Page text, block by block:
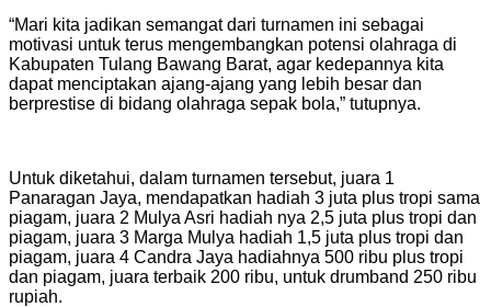
“Mari kita jadikan semangat dari turnamen ini sebagai
motivasi untuk terus mengembangkan potensi olahraga di
Kabupaten Tulang Bawang Barat, agar kedepannya kita
dapat menciptakan ajang-ajang yang lebih besar dan
berprestise di bidang olahraga sepak bola,” tutupnya.
Untuk diketahui, dalam turnamen tersebut, juara 1
Panaragan Jaya, mendapatkan hadiah 3 juta plus tropi sama
piagam, juara 2 Mulya Asri hadiah nya 2,5 juta plus tropi dan
piagam, juara 3 Marga Mulya hadiah 1,5 juta plus tropi dan
piagam, juara 4 Candra Jaya hadiahnya 500 ribu plus tropi
dan piagam, juara terbaik 200 ribu, untuk drumband 250 ribu
rupiah.